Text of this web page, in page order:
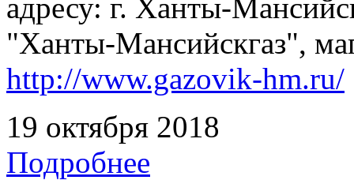
адресу: г. Ханты-
"Ханты-Мансийскгаз",
http://www.gazovik-hm.ru/
19 октября 2018
Подробнее